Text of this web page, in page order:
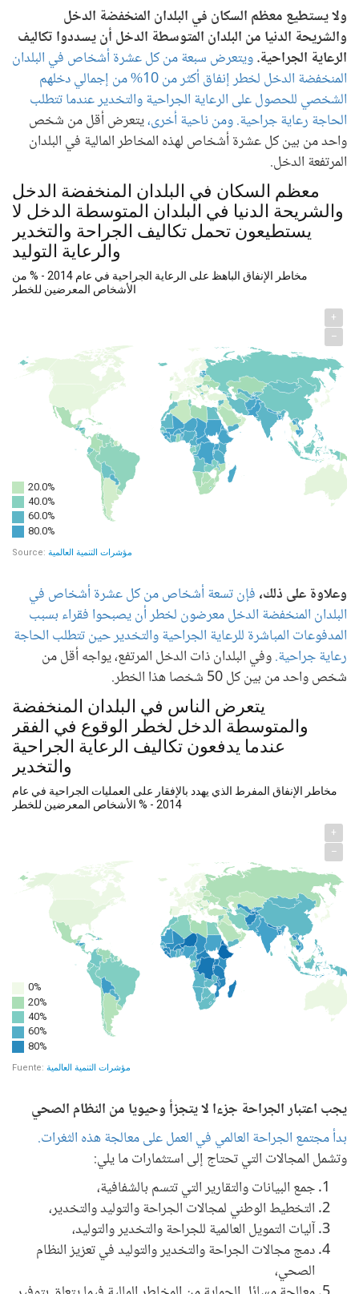
ولا يستطيع معظم السكان في البلدان المنخفضة الدخل
والشريحة الدنيا من البلدان المتوسطة الدخل أن يسددوا تكاليف
الرعاية الجراحية.ويتعرض سبعة من كل عشرة أشخاص في البلدان
المنخفضة الدخل لخطر إنفاق أكثر من 10% من إجمالي دخلهم
الشخصي للحصول على الرعاية الجراحية والتخدير عندما تتطلب
الحاجة رعاية جراحية. ومن ناحية أخرى،يتعرض أقل من شخص
واحد من بين كل عشرة أشخاص لهذه المخاطر المالية في البلدان
المرتفعة الدخل.
وعلاوة على ذلك، فإن تسعة أشخاص من كل عشرة أشخاص في
البلدان المنخفضة الدخل معرضون لخطر أن يصبحوا فقراء بسبب
المدفوعات المباشرة للرعاية الجراحية والتخدير حين تتطلب الحاجة
رعاية جراحية.وفي البلدان ذات الدخل المرتفع، يواجه أقل من
شخص واحد من بين كل 50 شخصا هذا الخطر.
يجب اعتبار الجراحة جزءا لا يتجزأ وحيويا من النظام الصحي
بدأ مجتمع الجراحة العالمي في العمل على معالجة هذه الثغرات.
وتشمل المجالات التي تحتاج إلى استثمارات ما يلي:
جمع البيانات والتقارير التي تتسم بالشفافية،
التخطيط الوطني لمجالات الجراحة والتوليد والتخدير،
آليات التمويل العالمية للجراحة والتخدير والتوليد،
دمج مجالات الجراحة والتخدير والتوليد في تعزيز النظام
الصحي،